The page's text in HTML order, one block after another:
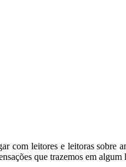
com leitores e leitoras sobre
que trazemos em